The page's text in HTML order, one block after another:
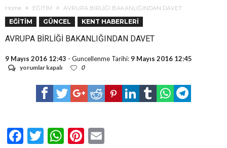
Home EĞİTİM AVRUPA BİRLİĞİ BAKANLIĞINDAN DAVET
EĞİTİM GÜNCEL KENT HABERLERİ
AVRUPA BİRLİĞİ BAKANLIĞINDAN DAVET
9 Mayıs 2016 12:43 - Guncellenme Tarihi: 9 Mayıs 2016 12:45
AVRUPA
BAKANLIĞINDAN
yorumlar kapalı 0
Facebook
TwitterWhatsApp
Pinterest